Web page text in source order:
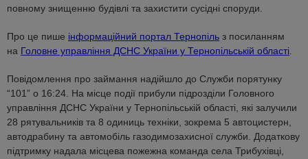
повному знищенню будівлі та захистити сусідні споруди.
Про це пише інформаційний портал Тернопіль з посиланням
на Головне управління ДСНС України у Тернопільській області
Повідомлення про займання надійшло до Служби порятунку
“101” о 16:24. На місце події прибули підрозділи Головного
управління ДСНС України у Тернопільській області, які залучили
28 рятувальників та 8 одиниць техніки, зокрема 5 автоцистерн,
автодрабину та автомобіль газодимозахисної служби. Додаткову
підтримку надала місцева пожежна команда села Трибухівці,